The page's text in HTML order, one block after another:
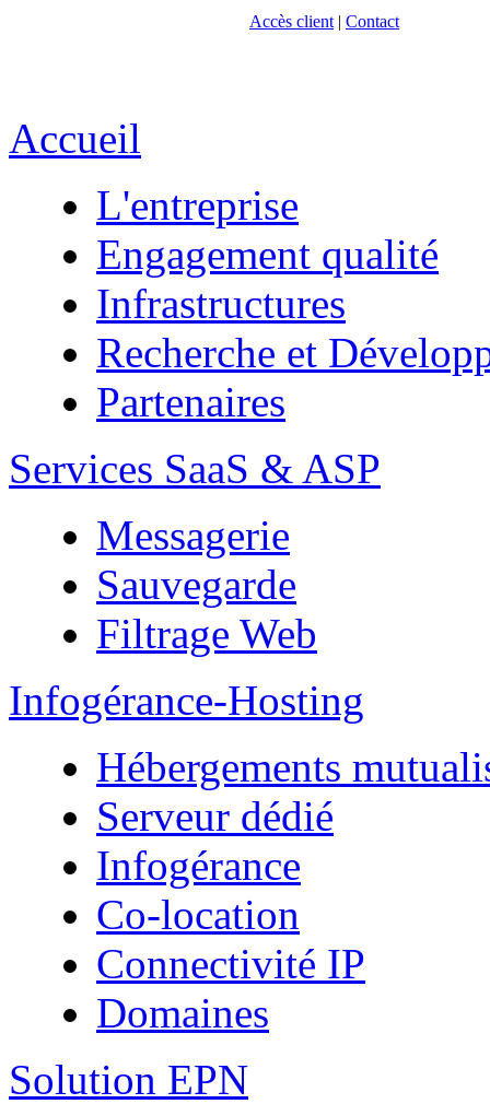
Accès client | Contact
Accueil
L'entreprise
Engagement qualité
Infrastructures
Recherche et
Partenaires
Services SaaS & ASP
Messagerie
Sauvegarde
Filtrage Web
Infogérance-Hosting
Hébergements
Serveur dédié
Infogérance
Co-location
Connectivité IP
Domaines
Solution EPN